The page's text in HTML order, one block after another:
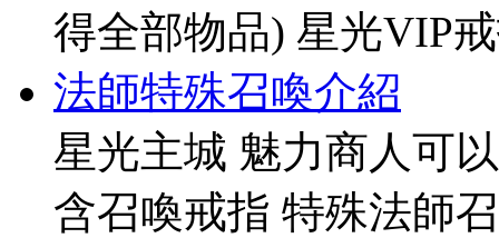
得全部物品) 星光VIP
法師特殊召喚介紹
星光主城 魅力商人可
含召喚戒指 特殊法師